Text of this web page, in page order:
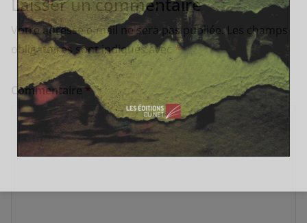
Laisser un commentaire
Votre adresse e-mail ne sera pas publiée. Les champs
obligatoires sont indiqués avec*
Commentaire*